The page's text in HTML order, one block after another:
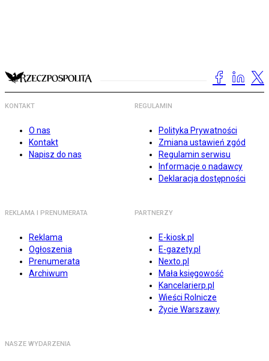
KONTAKT
O nas
Kontakt
Napisz do nas
REGULAMIN
Polityka Prywatności
Zmiana ustawień zgód
Regulamin serwisu
Informacje o nadawcy
Deklaracja dostępności
REKLAMA I PRENUMERATA
Reklama
Ogłoszenia
Prenumerata
Archiwum
PARTNERZY
E-kiosk.pl
E-gazety.pl
Nexto.pl
Mała księgowość
Kancelarierp.pl
Wieści Rolnicze
Życie Warszawy
NASZE WYDARZENIA